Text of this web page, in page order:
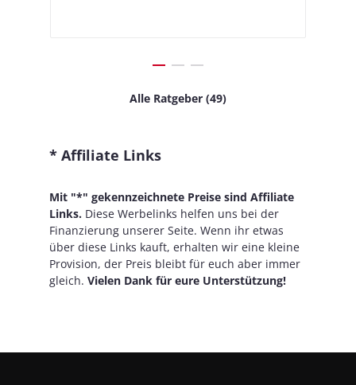
Alle Ratgeber (49)
* Affiliate Links
Mit "*" gekennzeichnete Preise sind Affiliate
Links. Diese Werbelinks helfen uns bei der
Finanzierung unserer Seite. Wenn ihr etwas
über diese Links kauft, erhalten wir eine kleine
Provision, der Preis bleibt für euch aber immer
gleich. Vielen Dank für eure Unterstützung!